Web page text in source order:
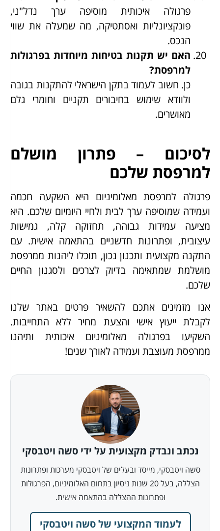
פרגולה איכותית מוסיפה ערך נדל"ני,
פונקציונליות ואסתטיקה, מה שמעלה את שווי
הנכס.
האם יש תקנות בטיחות מיוחדות בפרגולות
למרפסת?
כן. חשוב לעמוד בתקן הישראלי להתקנות בגובה
ולוודא שימוש בחיבורים תקניים וחומרי גלם
מאושרים.
לסיכום – פתרון מושלם
למרפסת שלכם
פרגולה למרפסת מאלומיניום היא השקעה חכמה
ועמידה שמוסיפה ערך לבית ולחיי היומיום שלכם. היא
מציעה עמידות גבוהה, תחזוקה קלה, גמישות
עיצובית, ופתרונות חדשניים בהתאמה אישית. עם
התקנה מקצועית ותכנון נכון, תוכלו ליהנות ממרפסת
מושלמת שמתאימה בדיוק לצרכים ולסגנון החיים
שלכם.
אנו מזמינים אתכם להשאיר פרטים באתר שלנו
לקבלת ייעוץ אישי והצעת מחיר ללא התחייבות.
השקיעו בפרגולה מאלומיניום איכותית ותיהנו
ממרפסת מעוצבת ועמידה לאורך שנים!
נכתב ונבדק מקצועית על ידי סשה ויטבסקי
סשה ויטבסקי, מייסד ובעלים של ויטבסקי מערכות ופתרונות
הצללה, בעל 20 שנות ניסיון בתחום האלומיניום, הפרגולות
ופתרונות ההצללה בהתאמה אישית.
לעמוד המקצועי של סשה ויטבסקי